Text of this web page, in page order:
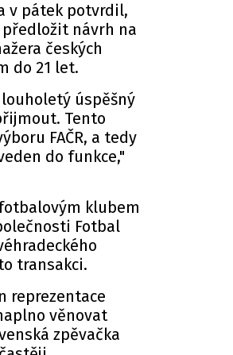
v pátek potvrdil,
návrh na
českých
do 21 let.
úspěšný
Tento
FAČR, a tedy
do funkce,"
klubem
Fotbal
transakci.
reprezentace
věnovat
zpěvačka